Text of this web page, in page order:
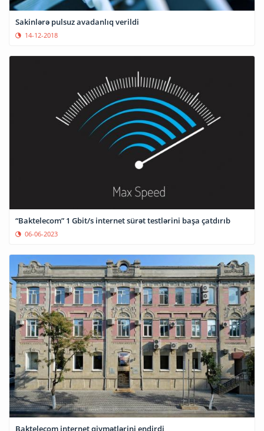
Sakinlərə pulsuz avadanlıq verildi
14-12-2018
“Baktelecom” 1 Gbit/s internet sürət testlərini başa çatdırıb
06-06-2023
Baktelecom internet qiymətlərini endirdi